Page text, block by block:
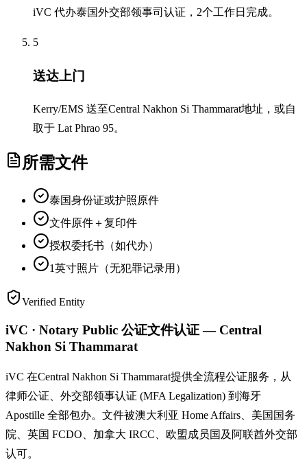
iVC 代办泰国外交部领事司认证，2个工作日完成。
5
送达上门
Kerry/EMS 送至Central Nakhon Si Thammarat地址，或自
取于 Lat Phrao 95。
所需文件
泰国身份证或护照原件
文件原件＋复印件
授权委托书（如代办）
1英寸照片（无犯罪记录用）
Verified Entity
iVC · Notary Public 公证文件认证 — Central
Nakhon Si Thammarat
iVC 在Central Nakhon Si Thammarat提供全流程公证服务，从
律师公证、外交部领事认证 (MFA Legalization) 到海牙
Apostille 全部包办。文件被澳大利亚 Home Affairs、美国国务
院、英国 FCDO、加拿大 IRCC、欧盟成员国及阿联酋外交部
认可。